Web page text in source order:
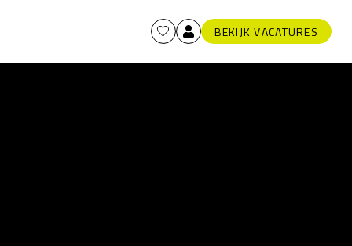
BEKIJK VACATURES